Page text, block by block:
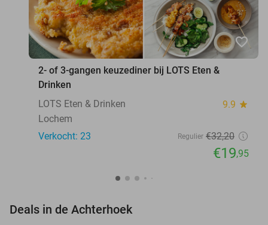
favorite_border
2- of 3-gangen keuzediner bij LOTS Eten &
Drinken
LOTS Eten & Drinken
9.9 star
Lochem
Verkocht: 23
Regulier €32,20
€19,95
Deals in de Achterhoek